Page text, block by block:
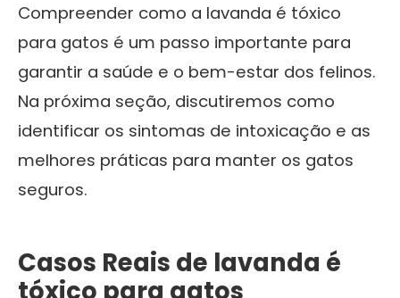
Compreender como a lavanda é tóxico
para gatos é um passo importante para
garantir a saúde e o bem-estar dos felinos.
Na próxima seção, discutiremos como
identificar os sintomas de intoxicação e as
melhores práticas para manter os gatos
seguros.
Casos Reais de lavanda é
tóxico para gatos